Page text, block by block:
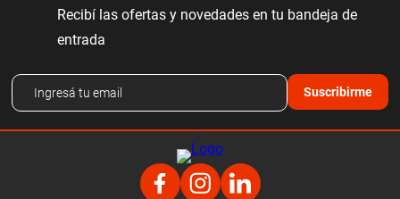
Recibí las ofertas y novedades en tu bandeja de
entrada
Suscribirme